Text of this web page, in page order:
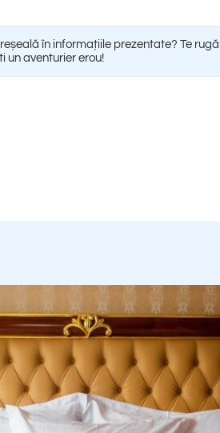
în informațiile prezentate? Te
un aventurier erou!